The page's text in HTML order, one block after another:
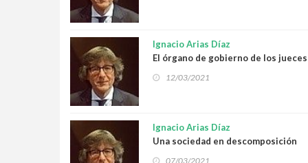
Ignacio Arias Díaz
El órgano de gobierno de los jueces
12/03/2021
Ignacio Arias Díaz
Una sociedad en descomposición
07/03/2021